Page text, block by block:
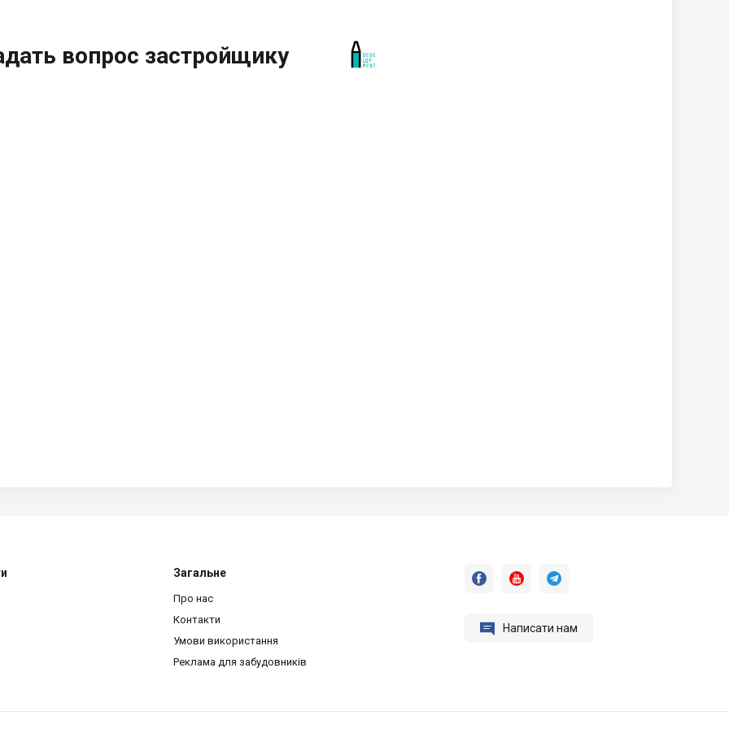
вопрос застройщику
Загальне
Про нас
Контакти
Умови використання
Реклама для забудовників
  
 Написати нам